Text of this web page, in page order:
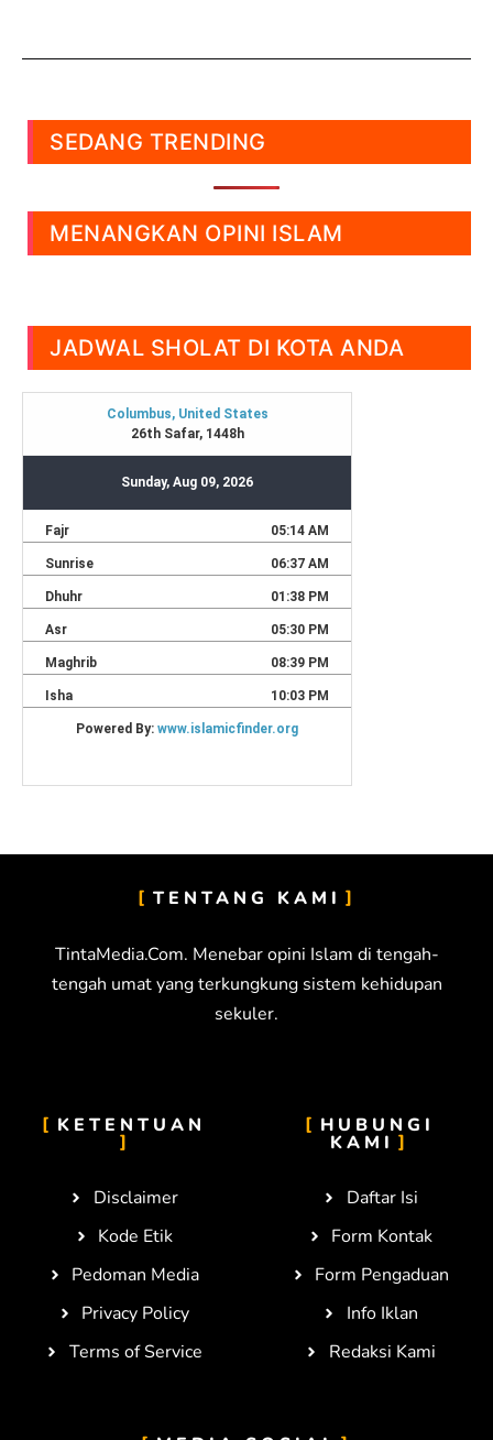
SEDANG TRENDING
MENANGKAN OPINI ISLAM
JADWAL SHOLAT DI KOTA ANDA
TENTANG KAMI
TintaMedia.Com. Menebar opini Islam di tengah-
tengah umat yang terkungkung sistem kehidupan
sekuler.
KETENTUAN
Disclaimer
Kode Etik
Pedoman Media
Privacy Policy
Terms of Service
HUBUNGI
KAMI
Daftar Isi
Form Kontak
Form Pengaduan
Info Iklan
Redaksi Kami